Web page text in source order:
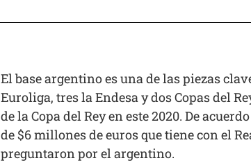
El base argentino es una de las piezas
Euroliga, tres la Endesa y dos Copas del
de la Copa del Rey en este 2020. De
de $6 millones de euros que tiene con el
preguntaron por el argentino.